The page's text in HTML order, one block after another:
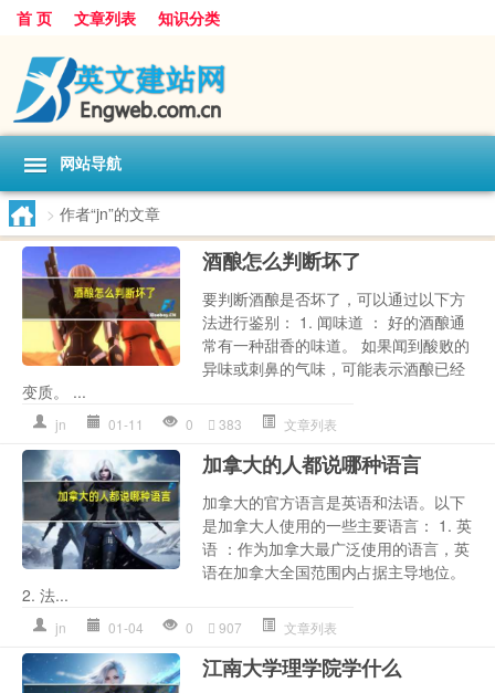
首 页 文章列表 知识分类
网站导航
> 作者“jn”的文章
酒酿怎么判断坏了
要判断酒酿是否坏了，可以通过以下方
法进行鉴别： 1. 闻味道 ： 好的酒酿通
常有一种甜香的味道。 如果闻到酸败的
异味或刺鼻的气味，可能表示酒酿已经
变质。 ...
jn 01-11 0 383 文章列表
加拿大的人都说哪种语言
加拿大的官方语言是英语和法语。以下
是加拿大人使用的一些主要语言： 1. 英
语 ：作为加拿大最广泛使用的语言，英
语在加拿大全国范围内占据主导地位。
2. 法...
jn 01-04 0 907 文章列表
江南大学理学院学什么